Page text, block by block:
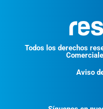
Todos los derechos
Aviso